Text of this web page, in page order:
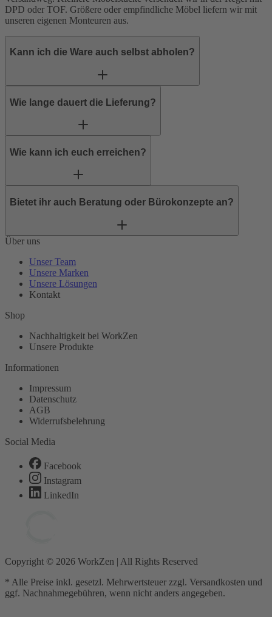
DPD oder TOF. Größere oder empfindliche Möbel liefern wir mit
unseren eigenen Monteuren aus.
Kann ich die Ware auch selbst abholen?
Wie lange dauert die Lieferung?
Wie kann ich euch erreichen?
Bietet ihr auch Beratung oder Bürokonzepte an?
Über uns
Unser Team
Unsere Marken
Unsere Lösungen
Kontakt
Shop
Nachhaltigkeit bei WorkZen
Unsere Produkte
Informationen
Impressum
Datenschutz
AGB
Widerrufsbelehrung
Social Media
Facebook
Instagram
LinkedIn
Copyright © 2026 WorkZen | All Rights Reserved
* Alle Preise inkl. gesetzl. Mehrwertsteuer zzgl. Versandkosten und
ggf. Nachnahmegebühren, wenn nicht anders angegeben.